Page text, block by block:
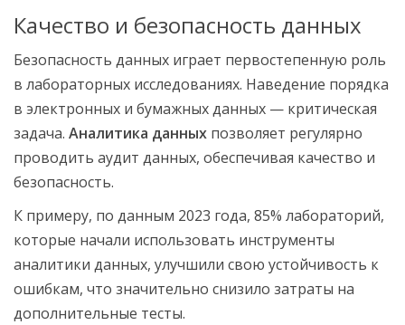
Качество и безопасность данных
Безопасность данных играет первостепенную роль
в лабораторных исследованиях. Наведение порядка
в электронных и бумажных данных — критическая
задача. Аналитика данных позволяет регулярно
проводить аудит данных, обеспечивая качество и
безопасность.
К примеру, по данным 2023 года, 85% лабораторий,
которые начали использовать инструменты
аналитики данных, улучшили свою устойчивость к
ошибкам, что значительно снизило затраты на
дополнительные тесты.